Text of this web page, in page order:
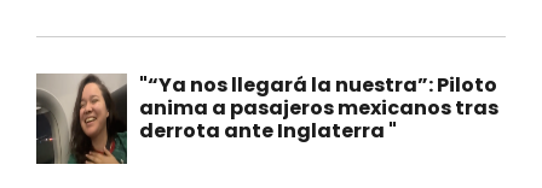
"“Ya nos llegará la nuestra”: Piloto
anima a pasajeros mexicanos tras
derrota ante Inglaterra "